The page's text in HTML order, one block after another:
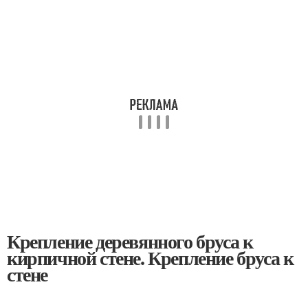
Крепление деревянного бруса к
кирпичной стене. Крепление бруса к
стене